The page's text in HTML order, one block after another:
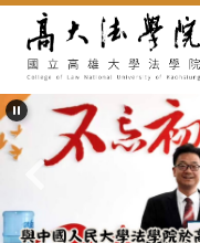
要
內
容
區